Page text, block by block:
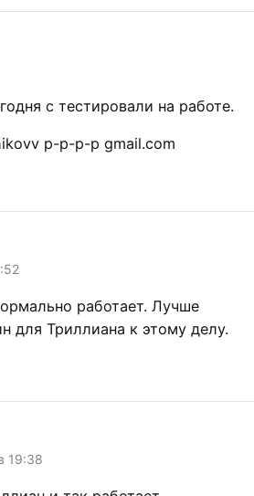
с тестировали на работе.
p-p-p-p gmail.com
работает. Лучше
для Триллиана к этому делу.
19:38